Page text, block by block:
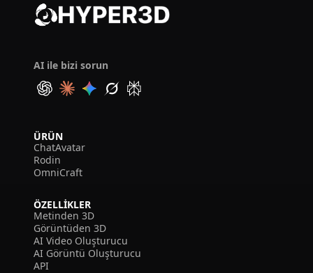
AI ile bizi sorun
ÜRÜN
ChatAvatar
Rodin
OmniCraft
ÖZELLIKLER
Metinden 3D
Görüntüden 3D
AI Video Oluşturucu
AI Görüntü Oluşturucu
API